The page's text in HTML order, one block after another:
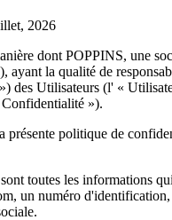
2026
dont POPPINS, une
la qualité de
des Utilisateurs (l' «
»).
présente politique de
toutes les informations
un numéro